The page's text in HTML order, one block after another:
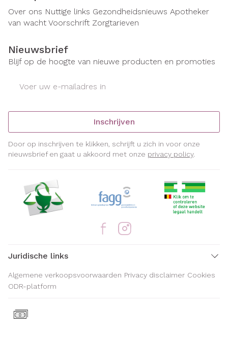
Over ons Nuttige links Gezondheidsnieuws Apotheker
van wacht Voorschrift Zorgtarieven
Nieuwsbrief
Blijf op de hoogte van nieuwe producten en promoties
Inschrijven
Door op inschrijven te klikken, schrijft u zich in voor onze
nieuwsbrief en gaat u akkoord met onze privacy policy.
Juridische links
Algemene verkoopsvoorwaarden Privacy disclaimer Cookies
ODR-platform